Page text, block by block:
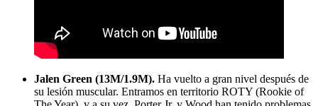
Jalen Green (13M/1.9M). Ha vuelto a gran nivel después de
su lesión muscular. Entramos en territorio ROTY (Rookie of